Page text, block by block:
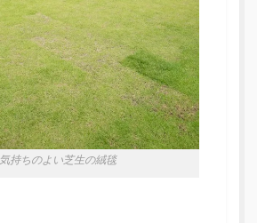
気持ちのよい芝生の絨毯